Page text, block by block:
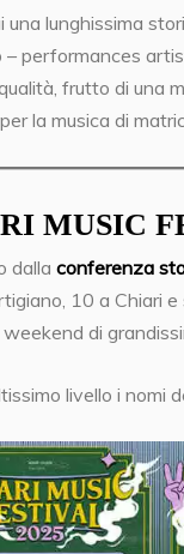
una lunghissima
– performances
frutto di una
la musica di
MUSIC
dalla conferenza
10 a Chiari
di
livello i nomi